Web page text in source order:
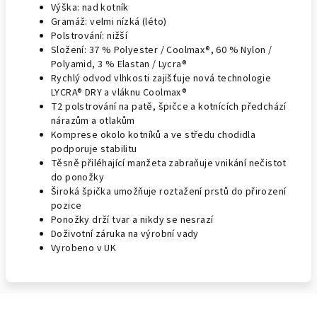
Výška: nad kotník
Gramáž: velmi nízká (léto)
Polstrování: nižší
Složení: 37 % Polyester / Coolmax®, 60 % Nylon /
Polyamid, 3 % Elastan / Lycra®
Rychlý odvod vlhkosti zajišťuje nová technologie
LYCRA® DRY a vláknu Coolmax®
T2 polstrování na patě, špičce a kotnících předchází
nárazům a otlakům
Komprese okolo kotníků a ve středu chodidla
podporuje stabilitu
Těsně přiléhající manžeta zabraňuje vnikání nečistot
do ponožky
Široká špička umožňuje roztažení prstů do přirození
pozice
Ponožky drží tvar a nikdy se nesrazí
Doživotní záruka na výrobní vady
Vyrobeno v UK